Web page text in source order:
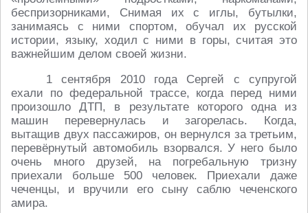
беспризорниками, Снимая их с иглы, бутылки,
занимаясь с ними спортом, обучал их русской
истории, языку, ходил с ними в горы, считая это
важнейшим делом своей жизни.
1 сентября 2010 года Сергей с супругой
ехали по федеральной трассе, когда перед ними
произошло ДТП, в результате которого одна из
машин перевернулась и загорелась. Когда,
вытащив двух пассажиров, он вернулся за третьим,
перевёрнутый автомобиль взорвался. У него было
очень много друзей, на погребальную тризну
приехали больше 500 человек. Приехали даже
чеченцы, и вручили его сыну саблю чеченского
амира.